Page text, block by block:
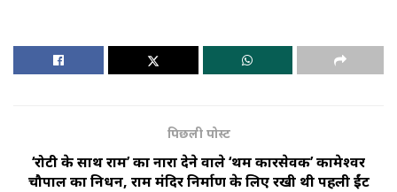
पिछली पोस्ट
‘रोटी के साथ राम’ का नारा देने वाले ‘प्रथम कारसेवक’ कामेश्वर
चौपाल का निधन, राम मंदिर निर्माण के लिए रखी थी पहली ईंट